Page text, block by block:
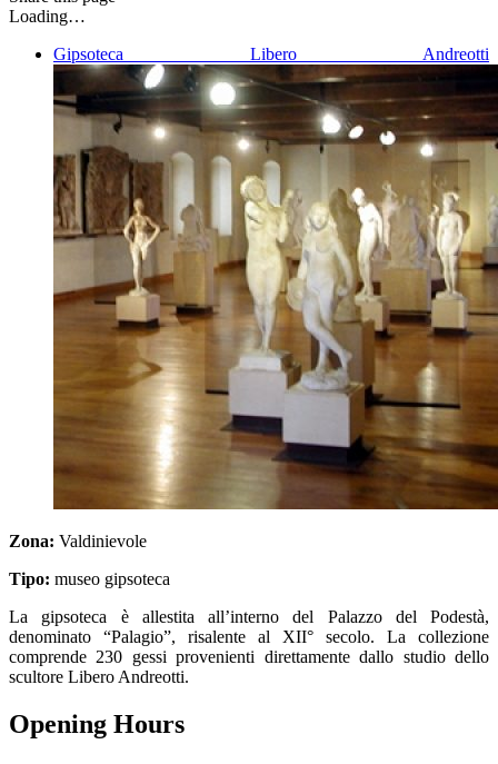
Loading…
Gipsoteca Libero Andreotti
Zona: Valdinievole
Tipo: museo gipsoteca
La gipsoteca è allestita all’interno del Palazzo del Podestà,
denominato “Palagio”, risalente al XII° secolo. La collezione
comprende 230 gessi provenienti direttamente dallo studio dello
scultore Libero Andreotti.
Opening Hours